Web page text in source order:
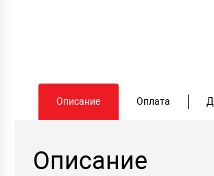
Описание Оплата
Описание